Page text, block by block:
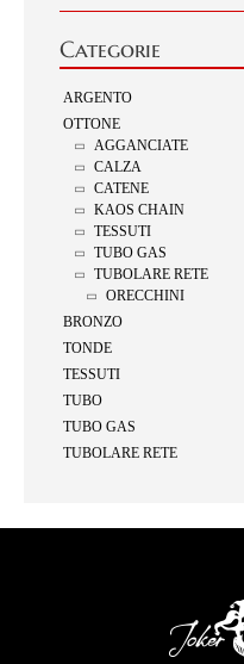
Categorie
ARGENTO
OTTONE
AGGANCIATE
CALZA
CATENE
KAOS CHAIN
TESSUTI
TUBO GAS
TUBOLARE RETE
ORECCHINI
BRONZO
TONDE
TESSUTI
TUBO
TUBO GAS
TUBOLARE RETE